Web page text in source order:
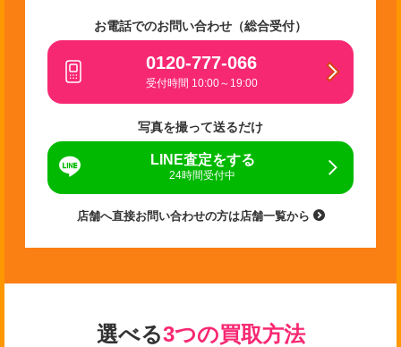
お電話でのお問い合わせ（総合受付）
0120-777-066
受付時間 10:00～19:00
写真を撮って送るだけ
LINE査定をする
24時間受付中
店舗へ直接お問い合わせの方は店舗一覧から
選べる3つの買取方法